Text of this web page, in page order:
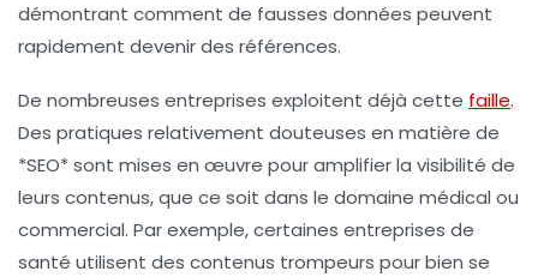
démontrant comment de fausses données peuvent
rapidement devenir des références.
De nombreuses entreprises exploitent déjà cette faille.
Des pratiques relativement douteuses en matière de
*SEO* sont mises en œuvre pour amplifier la visibilité de
leurs contenus, que ce soit dans le domaine médical ou
commercial. Par exemple, certaines entreprises de
santé utilisent des contenus trompeurs pour bien se